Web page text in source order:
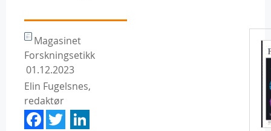
Magasinet
Forskningsetikk
01.12.2023
Elin Fugelsnes,
redaktør
Facebook
Twitter